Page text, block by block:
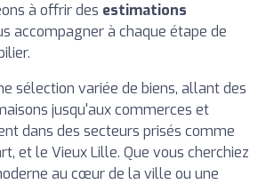
à offrir des estimations
accompagner à chaque étape de
sélection variée de biens, allant des
jusqu'aux commerces et
dans des secteurs prisés comme
et le Vieux Lille. Que vous cherchiez
au cœur de la ville ou une